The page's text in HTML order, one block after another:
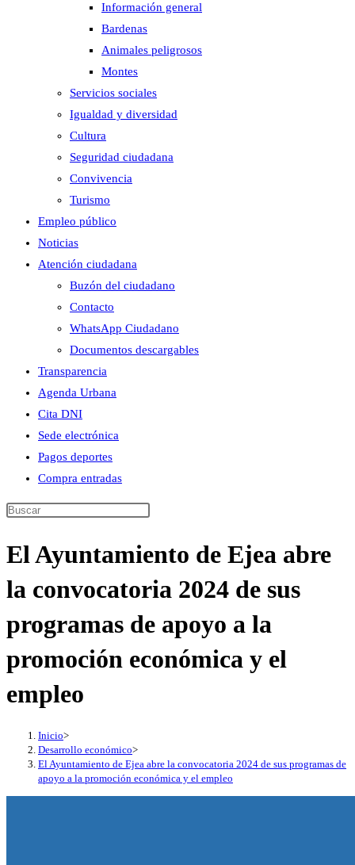
Información general
Bardenas
Animales peligrosos
Montes
Servicios sociales
Igualdad y diversidad
Cultura
Seguridad ciudadana
Convivencia
Turismo
Empleo público
Noticias
Atención ciudadana
Buzón del ciudadano
Contacto
WhatsApp Ciudadano
Documentos descargables
Transparencia
Agenda Urbana
Cita DNI
Sede electrónica
Pagos deportes
Compra entradas
Buscar
esta
El Ayuntamiento de Ejea abre
la convocatoria 2024 de sus
programas de apoyo a la
promoción económica y el
empleo
Inicio>
Desarrollo económico>
El Ayuntamiento de Ejea abre la convocatoria 2024 de sus programas de
apoyo a la promoción económica y el empleo